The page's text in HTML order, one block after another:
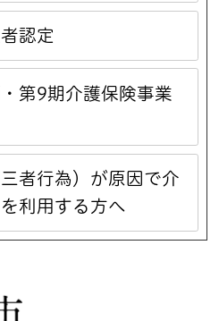
認定
第9期介護保険事業
者行為）が原因で介
利用する方へ